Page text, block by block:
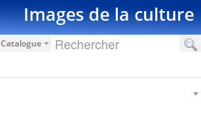
Images de la culture
Catalogue